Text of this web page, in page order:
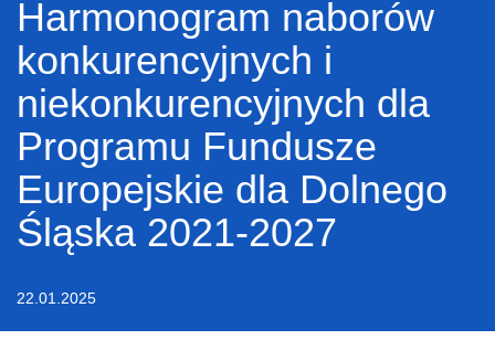
Harmonogram naborów
konkurencyjnych i
niekonkurencyjnych dla
Programu Fundusze
Europejskie dla Dolnego
Śląska 2021-2027
22.01.2025